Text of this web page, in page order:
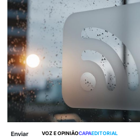
Enviar VOZ E OPINIÃOCAPAEDITORIAL